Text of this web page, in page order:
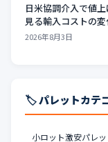
日米協調介入で値
見る輸入コストの
2026年8月3日
🏷️ パレットカテ
小ロット激安パレッ